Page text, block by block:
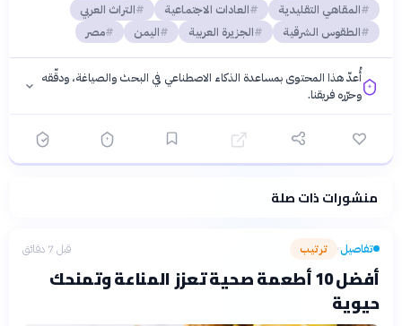
المقاهي التقليدية
العادات الاجتماعية
التراث العربي
الطقوس الشرقية
الجزيرة العربية اليمن مصر
أُعدّ هذا المحتوى بمساعدة الذكاء الاصطناعي في البحث والصياغة، ودقّقه
وحرّره فريقنا.
فلسفتنا المعرفية· سياسة الذكاء الاصطناعيمنشورات ذات صلة
تفاصيل› ترتيب قبل 7 دقائق
أفضل 10 أطعمة صحية تعزز المناعة وتمنحك
حيوية